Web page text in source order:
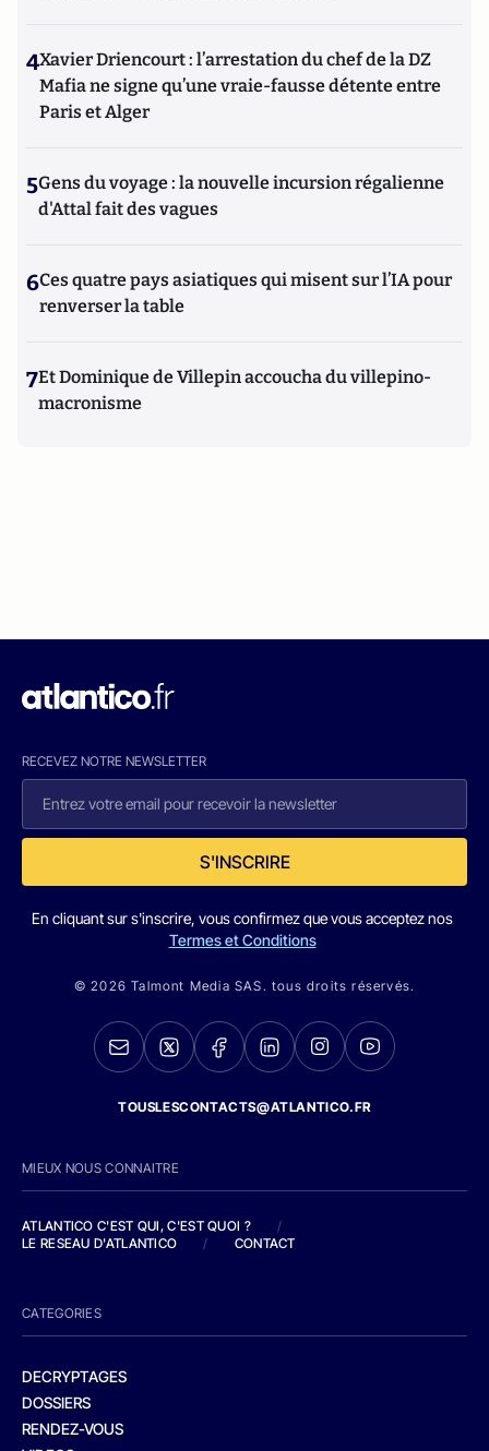
4Xavier Driencourt : l’arrestation du chef de la DZ
Mafia ne signe qu’une vraie-fausse détente entre
Paris et Alger
5Gens du voyage : la nouvelle incursion régalienne
d'Attal fait des vagues
6Ces quatre pays asiatiques qui misent sur l’IA pour
renverser la table
7Et Dominique de Villepin accoucha du villepino-
macronisme
RECEVEZ NOTRE NEWSLETTER
S'INSCRIRE
En cliquant sur s'inscrire, vous confirmez que vous acceptez nos
Termes et Conditions
© 2026 Talmont Media SAS. tous droits réservés.
TOUSLESCONTACTS@ATLANTICO.FR
MIEUX NOUS CONNAITRE
ATLANTICO C'EST QUI, C'EST QUOI ?
/
LE RESEAU D'ATLANTICO
/ CONTACT
CATEGORIES
DECRYPTAGES
DOSSIERS
RENDEZ-VOUS